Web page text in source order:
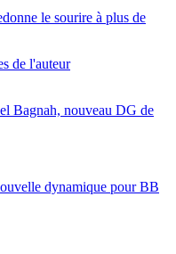
le sourire à plus de
de l'auteur
Bagnah, nouveau DG de
dynamique pour BB